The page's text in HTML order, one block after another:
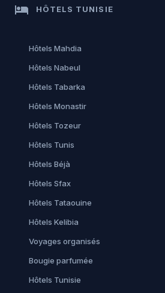
hotel HÔTELS TUNISIE
Hôtels Mahdia
Hôtels Nabeul
Hôtels Tabarka
Hôtels Monastir
Hôtels Tozeur
Hôtels Tunis
Hôtels Béjà
Hôtels Sfax
Hôtels Tataouine
Hôtels Kelibia
Voyages organisés
Bougie parfumée
Hôtels Tunisie